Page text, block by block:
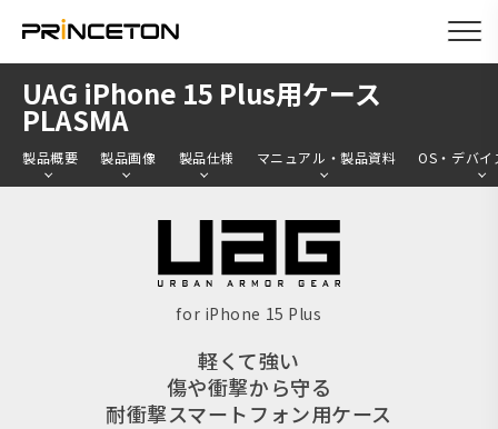
UAG iPhone 15 Plus用ケース
PLASMA
製品概要 製品画像 製品仕様 マニュアル・製品資料 OS・デバイ
for iPhone 15 Plus
軽くて強い
傷や衝撃から守る
耐衝撃スマートフォン用ケース